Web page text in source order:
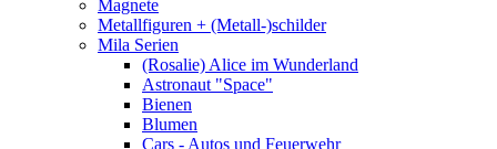
Magnete
Metallfiguren + (Metall-)schilder
Mila Serien
(Rosalie) Alice im Wunderland
Astronaut "Space"
Bienen
Blumen
Cars - Autos und Feuerwehr